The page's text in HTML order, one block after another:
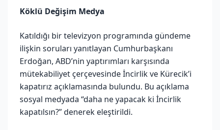
Köklü Değişim Medya
Katıldığı bir televizyon programında gündeme
ilişkin soruları yanıtlayan Cumhurbaşkanı
Erdoğan, ABD’nin yaptırımları karşısında
mütekabiliyet çerçevesinde İncirlik ve Kürecik’i
kapatırız açıklamasında bulundu. Bu açıklama
sosyal medyada “daha ne yapacak ki İncirlik
kapatılsın?” denerek eleştirildi.